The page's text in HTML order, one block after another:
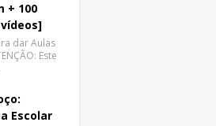
+ 100
dar Aulas
Este
Escolar